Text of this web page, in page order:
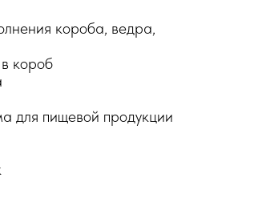
короба, ведра,
короб
для пищевой продукции